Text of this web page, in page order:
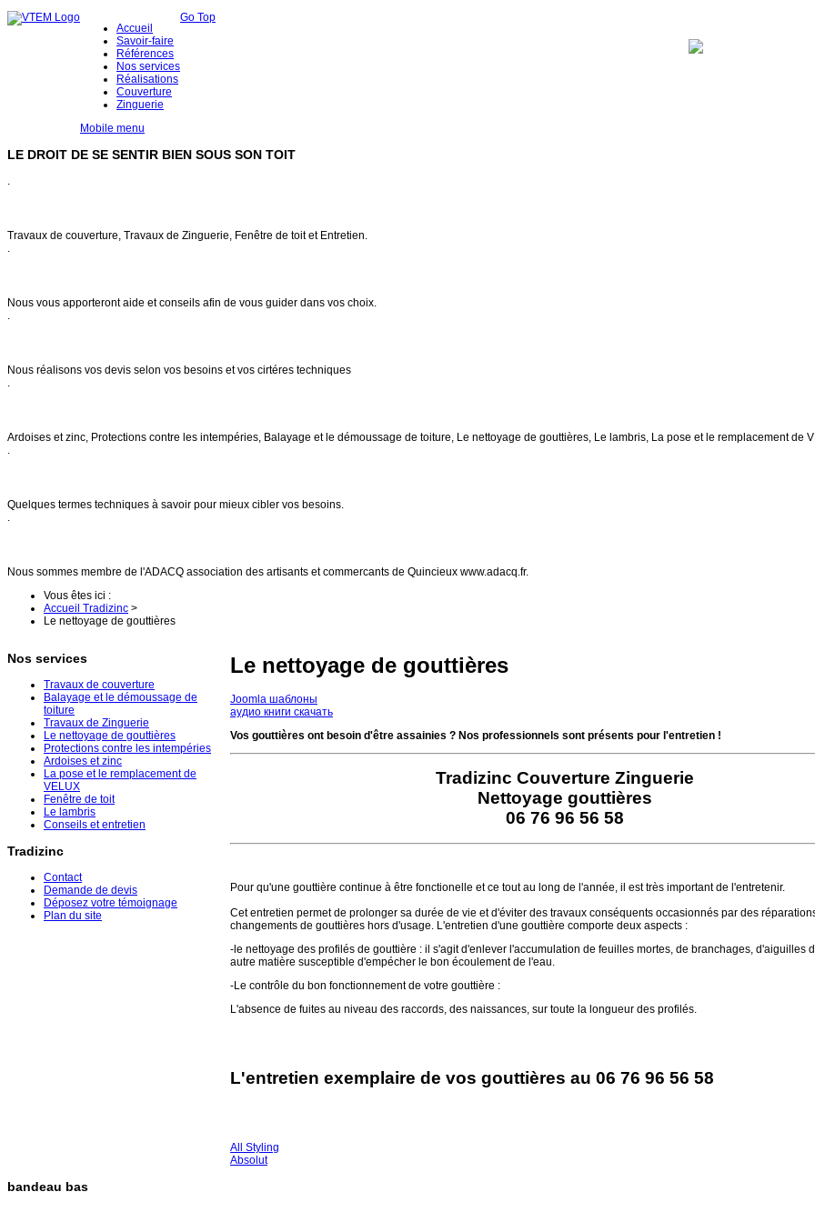
Accueil
Savoir-faire
Références
Nos services
Réalisations
Couverture
Zinguerie
Mobile menu
LE DROIT DE SE SENTIR BIEN SOUS SON TOIT
.
Travaux de couverture, Travaux de Zinguerie, Fenêtre de toit et Entretien.
.
Nous vous apporteront aide et conseils afin de vous guider dans vos choix.
.
Nous réalisons vos devis selon vos besoins et vos cirtéres techniques
Ardoises et zinc, Protections contre les intempéries, Balayage et le démoussage de toiture, Le nettoyage de gouttières, Le lambris, La pose et le remplacement de
Quelques termes techniques à savoir pour mieux cibler vos besoins.
Nous sommes membre de l'ADACQ association des artisants et commercants de Quincieux www.adacq.fr.
Vous êtes ici :
Accueil Tradizinc >
Le nettoyage de gouttières
Nos services
Travaux de couverture
Balayage et le démoussage de
toiture
Travaux de Zinguerie
Le nettoyage de gouttières
Protections contre les intempéries
Ardoises et zinc
La pose et le remplacement de
VELUX
Fenêtre de toit
Le lambris
Conseils et entretien
Tradizinc
Contact
Demande de devis
Déposez votre témoignage
Plan du site
Le nettoyage de gouttières
Joomla шаблоны
аудио книги скачать
Vos gouttières ont besoin d'être assainies ? Nos professionnels sont présents pour l'entretien !
Tradizinc Couverture Zinguerie
Nettoyage gouttières
06 76 96 56 58
Pour qu'une gouttière continue à être fonctionelle et ce tout au long de l'année, il est très important de l'entretenir.
Cet entretien permet de prolonger sa durée de vie et d'éviter des travaux conséquents occasionnés par des
changements de gouttières hors d'usage. L'entretien d'une gouttière comporte deux aspects :
-le nettoyage des profilés de gouttière : il s'agit d'enlever l'accumulation de feuilles mortes, de branchages, d'aiguilles
autre matière susceptible d'empécher le bon écoulement de l'eau.
-Le contrôle du bon fonctionnement de votre gouttière :
L'absence de fuites au niveau des raccords, des naissances, sur toute la longueur des profilés.
L'entretien exemplaire de vos gouttières au 06 76 96 56 58
All Styling
Absolut
bandeau bas
Go Top